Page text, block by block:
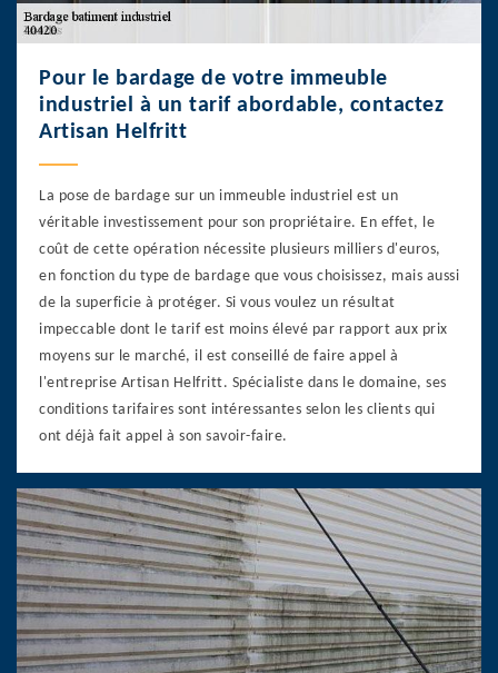
Pour le bardage de votre immeuble
industriel à un tarif abordable, contactez
Artisan Helfritt
La pose de bardage sur un immeuble industriel est un
véritable investissement pour son propriétaire. En effet, le
coût de cette opération nécessite plusieurs milliers d'euros,
en fonction du type de bardage que vous choisissez, mais aussi
de la superficie à protéger. Si vous voulez un résultat
impeccable dont le tarif est moins élevé par rapport aux prix
moyens sur le marché, il est conseillé de faire appel à
l'entreprise Artisan Helfritt. Spécialiste dans le domaine, ses
conditions tarifaires sont intéressantes selon les clients qui
ont déjà fait appel à son savoir-faire.